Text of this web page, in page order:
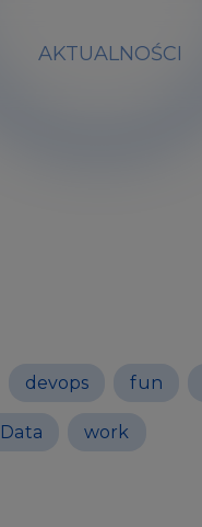
AKTUALNOŚCI
devops fun
work